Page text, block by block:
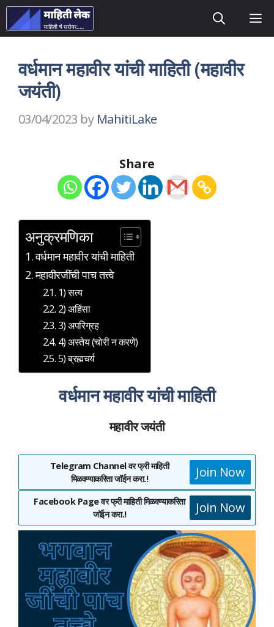
Skip
to
वर्धमान महावीर यांची माहिती (महावीर
जयंती)
03/04/2023 by MahitiLake
Share
अनुक्रमणिका
वर्धमान महावीर यांची माहिती
महावीरजींची पाच तत्त्वे
1) सत्य
2) अहिंसा
3) अपरिग्रह
4) अस्तेय (चोरी न करणे)
5) ब्रह्मचर्य
वर्धमान महावीर यांची माहिती
महावीर जयंती
Telegram Channel वर फ्री माहिती
मिळवण्याकरिता जॉईन करा.!
Join Now
Facebook Page वर फ्री माहिती मिळवण्याकरिता
जॉईन करा.!
Join Now